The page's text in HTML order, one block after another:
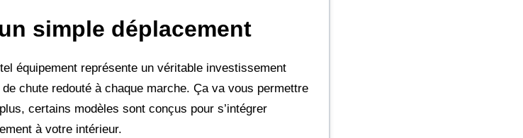
simple déplacement
équipement représente un véritable investissement
chute redouté à chaque marche. Ça va vous permettre
certains modèles sont conçus pour s’intégrer
à votre intérieur.